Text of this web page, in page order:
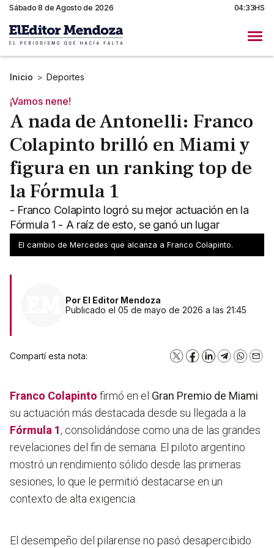
Sábado 8 de Agosto de 2026 04:33HS
Inicio > Deportes
¡Vamos nene!
A nada de Antonelli: Franco
Colapinto brilló en Miami y
figura en un ranking top de
la Fórmula 1
- Franco Colapinto logró su mejor actuación en la
Fórmula 1 - A raíz de esto, se ganó un lugar
privilegiado en un popular ranking
El cambio de Mercedes que alcanza a Franco Colapinto.
Por El Editor Mendoza
Publicado el 05 de mayo de 2026 a las 21:45
Compartí esta nota: X Facebook
LinkedInTelegram
Franco Colapinto firmó en el Gran Premio de Miami
su actuación más destacada desde su llegada a la
Fórmula 1, consolidándose como una de las grandes
revelaciones del fin de semana. El piloto argentino
mostró un rendimiento sólido desde las primeras
sesiones, lo que le permitió destacarse en un
contexto de alta exigencia.
El desempeño del pilarense no pasó desapercibido